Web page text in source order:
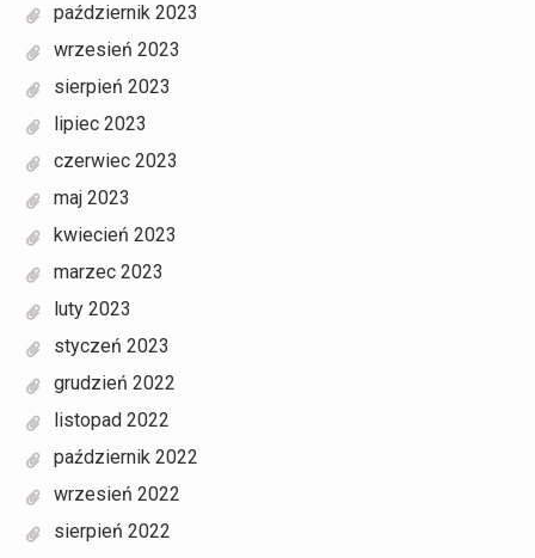
październik 2023
wrzesień 2023
sierpień 2023
lipiec 2023
czerwiec 2023
maj 2023
kwiecień 2023
marzec 2023
luty 2023
styczeń 2023
grudzień 2022
listopad 2022
październik 2022
wrzesień 2022
sierpień 2022